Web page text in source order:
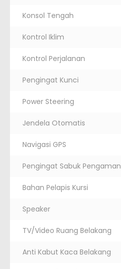
Konsol Tengah
Kontrol Iklim
Kontrol Perjalanan
Pengingat Kunci
Power Steering
Jendela Otomatis
Navigasi GPS
Pengingat Sabuk Pengaman
Bahan Pelapis Kursi
Speaker
TV/Video Ruang Belakang
Anti Kabut Kaca Belakang